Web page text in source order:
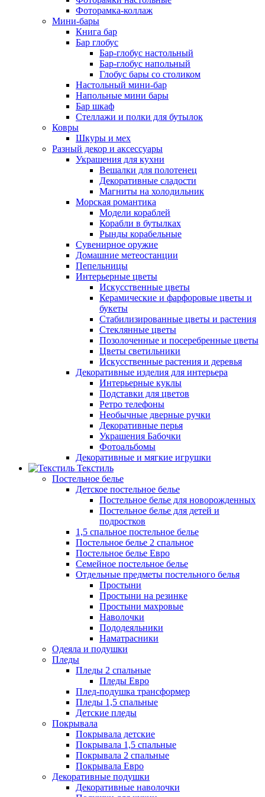
Фоторамка-коллаж
Мини-бары
Книга бар
Бар глобус
Бар-глобус настольный
Бар-глобус напольный
Глобус бары со столиком
Настольный мини-бар
Напольные мини бары
Бар шкаф
Стеллажи и полки для бутылок
Ковры
Шкуры и мех
Разный декор и аксессуары
Украшения для кухни
Вешалки для полотенец
Декоративные сладости
Магниты на холодильник
Морская романтика
Модели кораблей
Корабли в бутылках
Рынды корабельные
Сувенирное оружие
Домашние метеостанции
Пепельницы
Интерьерные цветы
Искусственные цветы
Керамические и фарфоровые цветы и
букеты
Стабилизированные цветы и растения
Стеклянные цветы
Позолоченные и посеребренные цветы
Цветы светильники
Искусственные растения и деревья
Декоративные изделия для интерьера
Интерьерные куклы
Подставки для цветов
Ретро телефоны
Необычные дверные ручки
Декоративные перья
Украшения Бабочки
Фотоальбомы
Декоративные и мягкие игрушки
Текстиль
Постельное белье
Детское постельное белье
Постельное белье для новорожденных
Постельное белье для детей и
подростков
1,5 спальное постельное белье
Постельное белье 2 спальное
Постельное белье Евро
Семейное постельное белье
Отдельные предметы постельного белья
Простыни
Простыни на резинке
Простыни махровые
Наволочки
Пододеяльники
Наматрасники
Одеяла и подушки
Пледы
Пледы 2 спальные
Пледы Евро
Плед-подушка трансформер
Пледы 1,5 спальные
Детские пледы
Покрывала
Покрывала детские
Покрывала 1,5 спальные
Покрывала 2 спальные
Покрывала Евро
Декоративные подушки
Декоративные наволочки